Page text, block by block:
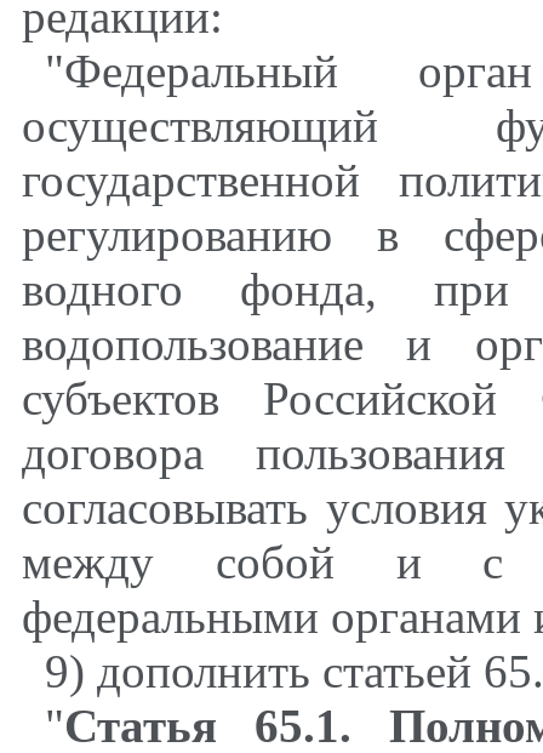
редакции:
"Федеральный
осуществляющий
государственной
регулированию в
водного фонда, при
водопользование и
субъектов
договора
согласовывать условия
между собой и с
федеральными органами
9) дополнить статьей
"Статья 65.1.